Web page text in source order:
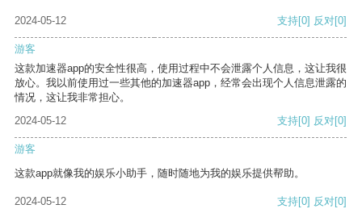
2024-05-12 支持[0] 反对[0]
游客
这款加速器app的安全性很高，使用过程中不会泄露个人信息，这让我很
放心。我以前使用过一些其他的加速器app，经常会出现个人信息泄露的
情况，这让我非常担心。
2024-05-12
支持[0] 反对[0]
游客
这款app就像我的娱乐小助手，随时随地为我的娱乐提供帮助。
2024-05-12 支持[0] 反对[0]